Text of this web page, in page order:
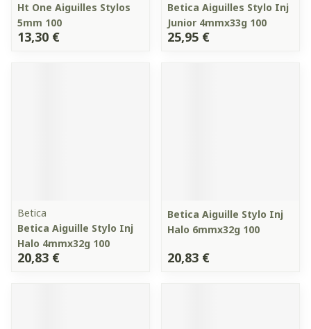
Ht One Aiguilles Stylos
5mm 100
13,30 €
Betica Aiguilles Stylo Inj
Junior 4mmx33g 100
25,95 €
Betica
Betica Aiguille Stylo Inj
Halo 4mmx32g 100
20,83 €
Betica Aiguille Stylo Inj
Halo 6mmx32g 100
20,83 €